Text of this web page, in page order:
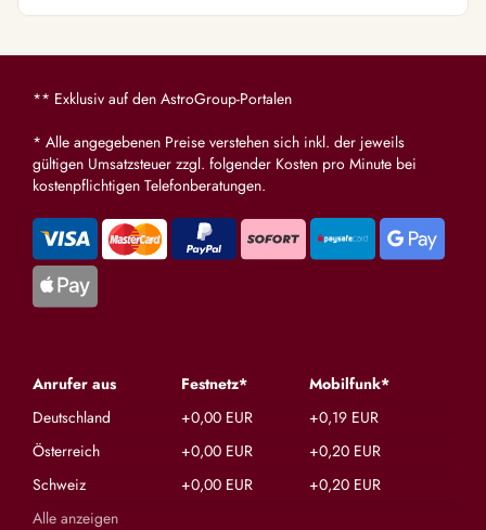
** Exklusiv auf den AstroGroup-Portalen
* Alle angegebenen Preise verstehen sich inkl. der jeweils
gültigen Umsatzsteuer zzgl. folgender Kosten pro Minute bei
kostenpflichtigen Telefonberatungen.
Anrufer aus Festnetz*
Mobilfunk*
Deutschland
+0,00 EUR
+0,19 EUR
Österreich
+0,00 EUR
+0,20 EUR
Schweiz
+0,00 EUR
+0,20 EUR
Alle anzeigen